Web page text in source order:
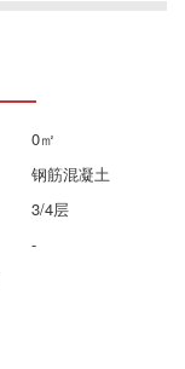
0㎡
钢筋混凝土
3/4层
-